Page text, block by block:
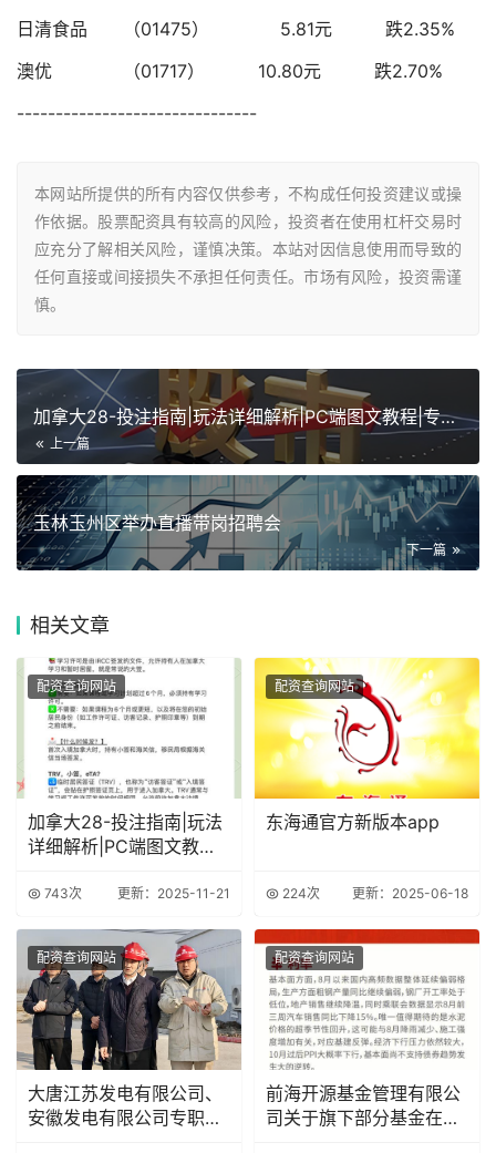
日清食品 （01475） 5.81元 跌2.35%
澳优 （01717） 10.80元 跌2.70%
-------------------------------
本网站所提供的所有内容仅供参考，不构成任何投资建议或操
作依据。股票配资具有较高的风险，投资者在使用杠杆交易时
应充分了解相关风险，谨慎决策。本站对因信息使用而导致的
任何直接或间接损失不承担任何责任。市场有风险，投资需谨
慎。
加拿大28-投注指南|玩法详细解析|PC端图文教程|专注于加
上一篇
玉林玉州区举办直播带岗招聘会
下一篇
相关文章
配资查询网站
加拿大28-投注指南|玩法
详细解析|PC端图文教程|
743次 更新：2025-11-21
配资查询网站
东海通官方新版本app
224次 更新：2025-06-18
配资查询网站
大唐江苏发电有限公司、
安徽发电有限公司专职董
配资查询网站
前海开源基金管理有限公
司关于旗下部分基金在东